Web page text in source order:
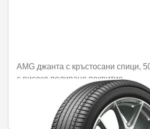
AMG джанта с кръстосани спици,
с високо полирано покритие
Не е налично онлайн
1421,84 € / 2780,89 лв.